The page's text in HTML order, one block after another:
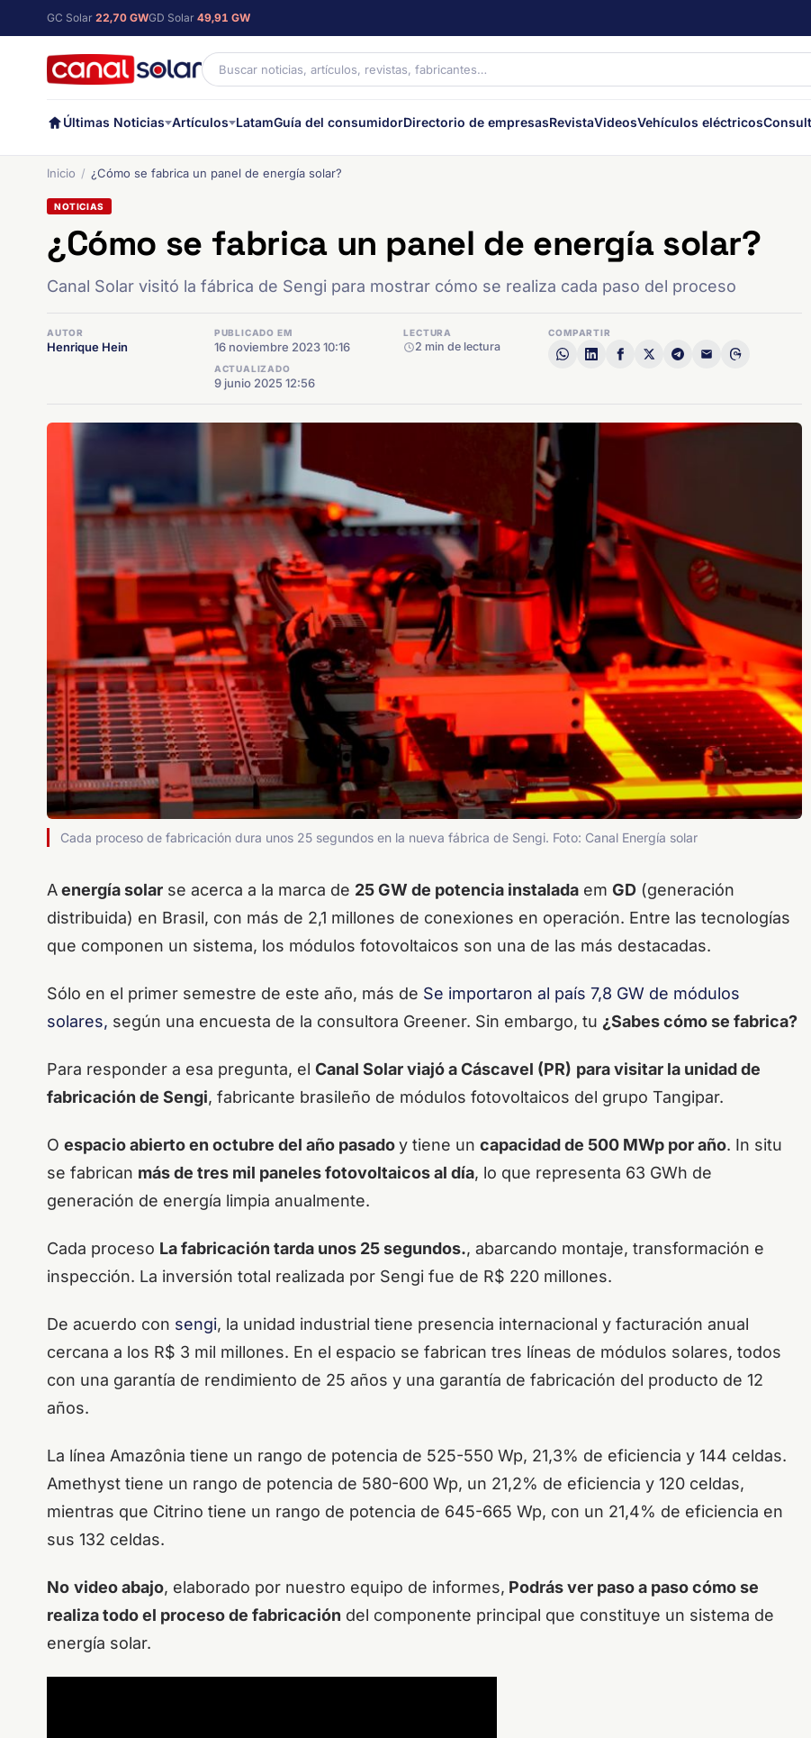
GC Solar 22,70 GWGD Solar 49,91 GW
Últimas Noticias Artículos LatamGuía del consumidorDirectorio de empresasRevistaVideosVehículos eléctricos
Inicio ¿Cómo se fabrica un panel de energía solar?
NOTICIAS
¿Cómo se fabrica un panel de energía solar?
Canal Solar visitó la fábrica de Sengi para mostrar cómo se realiza cada paso del proceso
AUTOR
Henrique Hein
PUBLICADO EM
16 noviembre 2023 10:16
ACTUALIZADO
9 junio 2025 12:56
LECTURA
2 min de lectura
COMPARTIR
Cada proceso de fabricación dura unos 25 segundos en la nueva fábrica de Sengi. Foto: Canal Energía solar
Aenergía solar se acerca a la marca de 25 GW de potencia instalada em GD (generación
distribuida) en Brasil, con más de 2,1 millones de conexiones en operación. Entre las tecnologías
que componen un sistema, los módulos fotovoltaicos son una de las más destacadas.
Sólo en el primer semestre de este año, más de Se importaron al país 7,8 GW de módulos
solares, según una encuesta de la consultora Greener. Sin embargo, tu ¿Sabes cómo se fabrica?
Para responder a esa pregunta, el Canal Solar viajó a Cáscavel (PR) para visitar la unidad de
fabricación de Sengi, fabricante brasileño de módulos fotovoltaicos del grupo Tangipar.
O espacio abierto en octubre del año pasadoy tiene un capacidad de 500 MWp por año. In situ
se fabrican más de tres mil paneles fotovoltaicos al día, lo que representa 63 GWh de
generación de energía limpia anualmente.
Cada proceso La fabricación tarda unos 25 segundos., abarcando montaje, transformación e
inspección. La inversión total realizada por Sengi fue de R$ 220 millones.
De acuerdo con sengi, la unidad industrial tiene presencia internacional y facturación anual
cercana a los R$ 3 mil millones. En el espacio se fabrican tres líneas de módulos solares, todos
con una garantía de rendimiento de 25 años y una garantía de fabricación del producto de 12
años.
La línea Amazônia tiene un rango de potencia de 525-550 Wp, 21,3% de eficiencia y 144 celdas.
Amethyst tiene un rango de potencia de 580-600 Wp, un 21,2% de eficiencia y 120 celdas,
mientras que Citrino tiene un rango de potencia de 645-665 Wp, con un 21,4% de eficiencia en
sus 132 celdas.
No video abajo, elaborado por nuestro equipo de informes, Podrás ver paso a paso cómo se
realiza todo el proceso de fabricación del componente principal que constituye un sistema de
energía solar.